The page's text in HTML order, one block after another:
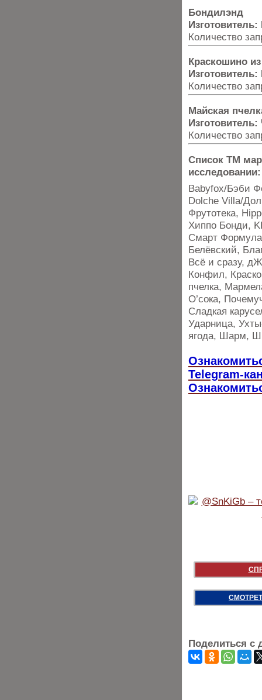
Бондилэнд
Количество
Краскошино
Количество
Майская
Количество
Список ТМ
исследовании:
Babyfox/Бэби
Dolche Villa/
Фрутотека,
Хиппо Бонди,
Смарт
Белёвский,
Всё и сразу,
Конфил,
пчелка,
О’сока,
Сладкая
Ударница,
ягода, Шарм,
Telegram-
Поделиться с